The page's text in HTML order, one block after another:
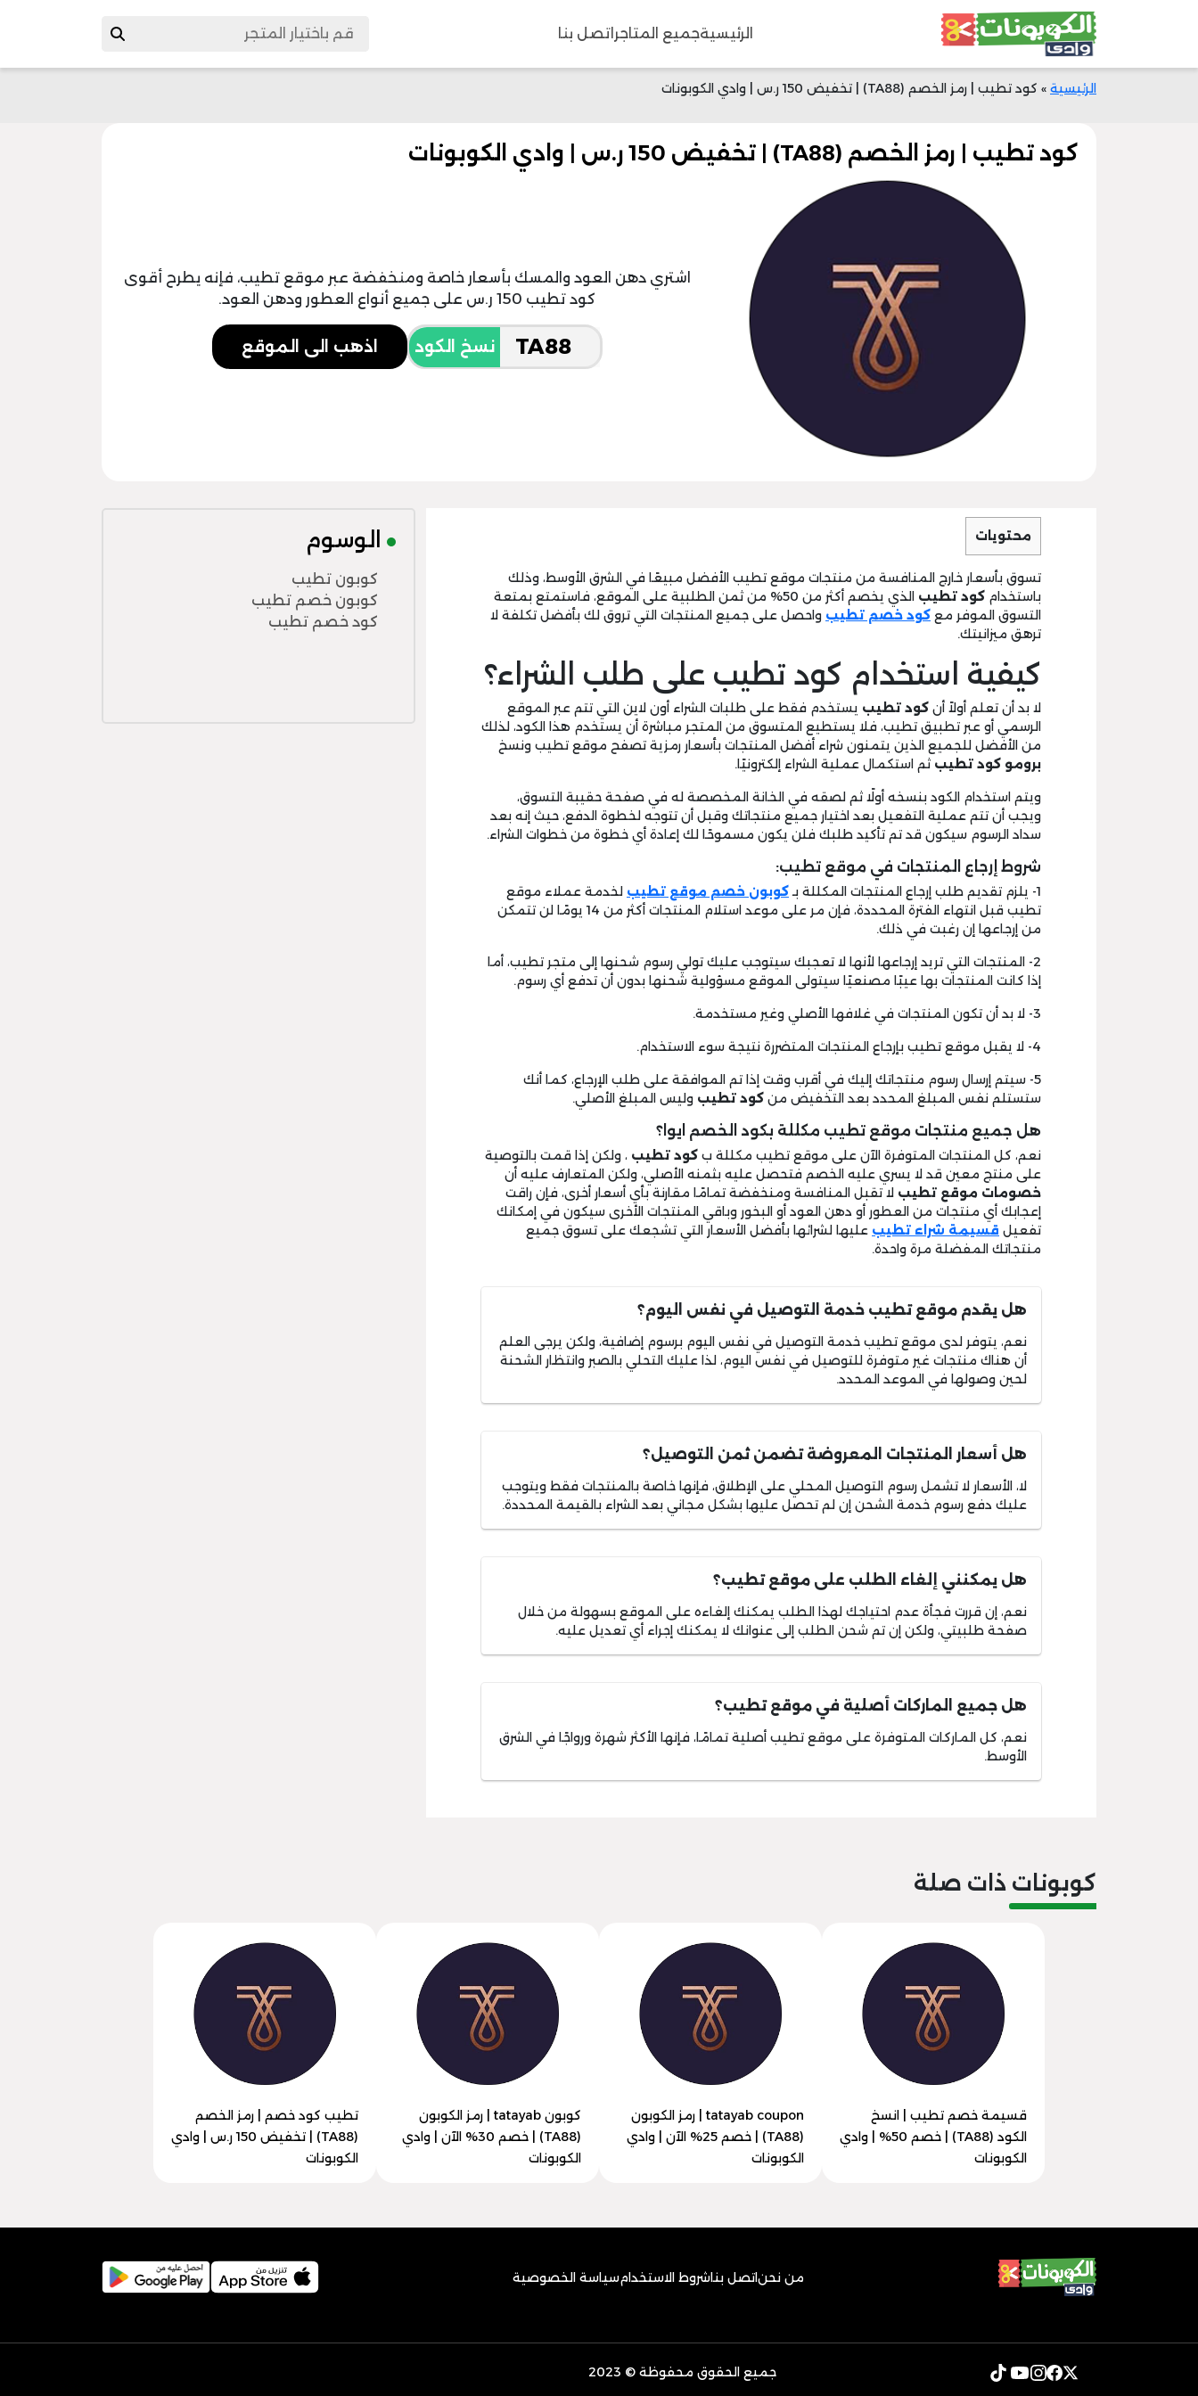
الرئيسيةجميع المتاجر اتصل بنا
الرئيسية » كود تطيب | رمز الخصم (TA88) | تخفيض 150 ر.س | وادي الكوبونات
كود تطيب | رمز الخصم (TA88) | تخفيض 150 ر.س | وادي الكوبونات
اشتري دهن العود والمسك بأسعار خاصة ومنخفضة عبر موقع تطيب، فإنه يطرح أقوى
كود تطيب 150 ر.س على جميع أنواع العطور ودهن العود.
نسخ الكود اذهب الى الموقع
محتويات
تسوق بأسعار خارج المنافسة من منتجات موقع تطيب الأفضل مبيعًا في الشرق الأوسط، وذلك
باستخدام كود تطيب
الذي يخصم أكثر من 50% من ثمن الطلبية على الموقع، فاستمتع بمتعة
التسوق الموفر مع كود خصم تطيب واحصل على جميع المنتجات التي تروق لك بأفضل تكلفة لا
ترهق ميزانيتك.
كيفية استخدام كود تطيب على طلب الشراء؟
لا بد أن تعلم أولاً أن كود تطيب يستخدم فقط على طلبات الشراء أون لاين التي تتم عبر الموقع
الرسمي أو عبر تطبيق تطيب، فلا يستطيع المتسوق من المتجر مباشرة أن يستخدم هذا الكود، لذلك
من الأفضل للجميع الذين يتمنون شراء أفضل المنتجات بأسعار رمزية تصفح موقع تطيب ونسخ
برومو كود تطيب ثم استكمال عملية الشراء إلكترونيًا.
ويتم استخدام الكود بنسخه أولًا ثم لصقه في الخانة المخصصة له في صفحة حقيبة التسوق،
ويجب أن تتم عملية التفعيل بعد اختيار جميع منتجاتك وقبل أن تتوجه لخطوة الدفع، حيث إنه بعد
سداد الرسوم سيكون قد تم تأكيد طلبك فلن يكون مسموحًا لك إعادة أي خطوة من خطوات الشراء.
شروط إرجاع المنتجات في موقع تطيب:
1- يلزم تقديم طلب إرجاع المنتجات المكللة بـ كوبون خصم موقع تطيب لخدمة عملاء موقع
تطيب قبل انتهاء الفترة المحددة، فإن مر على موعد استلام المنتجات أكثر من 14 يومًا لن تتمكن
من إرجاعها إن رغبت في ذلك.
2- المنتجات التي تريد إرجاعها لأنها لا تعجبك سيتوجب عليك تولي رسوم شحنها إلى متجر تطيب، أما
إذا كانت المنتجات بها عيبًا مصنعيًا سيتولى الموقع مسؤولية شحنها بدون أن تدفع أي رسوم.
3- لا بد أن تكون المنتجات في غلافها الأصلي وغير مستخدمة.
4- لا يقبل موقع تطيب بإرجاع المنتجات المتضررة نتيجة سوء الاستخدام.
5- سيتم إرسال رسوم منتجاتك إليك في أقرب وقت إذا تم الموافقة على طلب الإرجاع، كما أنك
ستستلم نفس المبلغ المحدد بعد التخفيض من كود تطيب وليس المبلغ الأصلي.
هل جميع منتجات موقع تطيب مكللة بكود الخصم ايوا؟
نعم، كل المنتجات المتوفرة الآن على موقع تطيب مكللة ب كود تطيب ، ولكن إذا قمت بالتوصية
على منتج معين قد لا يسري عليه الخصم فتحصل عليه بثمنه الأصلي، ولكن المتعارف عليه أن
خصومات موقع تطيب لا تقبل المنافسة ومنخفضة تمامًا مقارنة بأي أسعار أخرى، فإن راقت
إعجابك أي منتجات من العطور أو دهن العود أو البخور وباقي المنتجات الأخرى سيكون في إمكانك
تفعيل قسيمة شراء تطيب عليها لشرائها بأفضل الأسعار التي تشجعك على تسوق جميع
منتجاتك المفضلة مرة واحدة.
هل يقدم موقع تطيب خدمة التوصيل في نفس اليوم؟
نعم، يتوفر لدى موقع تطيب خدمة التوصيل في نفس اليوم برسوم إضافية، ولكن يرجى العلم
أن هناك منتجات غير متوفرة للتوصيل في نفس اليوم، لذا عليك التحلي بالصبر وانتظار الشحنة
لحين وصولها في الموعد المحدد.
هل أسعار المنتجات المعروضة تضمن ثمن التوصيل؟
لا، الأسعار لا تشمل رسوم التوصيل المحلي على الإطلاق، فإنها خاصة بالمنتجات فقط ويتوجب
عليك دفع رسوم خدمة الشحن إن لم تحصل عليها بشكل مجاني بعد الشراء بالقيمة المحددة.
هل يمكنني إلغاء الطلب على موقع تطيب؟
نعم، إن قررت فجأة عدم احتياجك لهذا الطلب يمكنك إلغاءه على الموقع بسهولة من خلال
صفحة طلبيتي، ولكن إن تم شحن الطلب إلى عنوانك لا يمكنك إجراء أي تعديل عليه.
هل جميع الماركات أصلية في موقع تطيب؟
نعم، كل الماركات المتوفرة على موقع تطيب أصلية تمامًا، فإنها الأكثر شهرة ورواجًا في الشرق
الأوسط.
الوسوم
كوبون تطيب
كوبون خصم تطيب
كود خصم تطيب
كوبونات ذات صلة
قسيمة خصم تطيب | انسخ
الكود (TA88) | خصم 50% | وادي
الكوبونات
tatayab coupon | رمز الكوبون
(TA88) | خصم 25% الآن | وادي
الكوبونات
كوبون tatayab | رمز الكوبون
(TA88) | خصم 30% الآن | وادي
الكوبونات
تطيب كود خصم | رمز الخصم
(TA88) | تخفيض 150 ر.س | وادي
الكوبونات
من نحناتصل بناشروط الاستخدامسياسة الخصوصية
جميع الحقوق محفوظة © 2023